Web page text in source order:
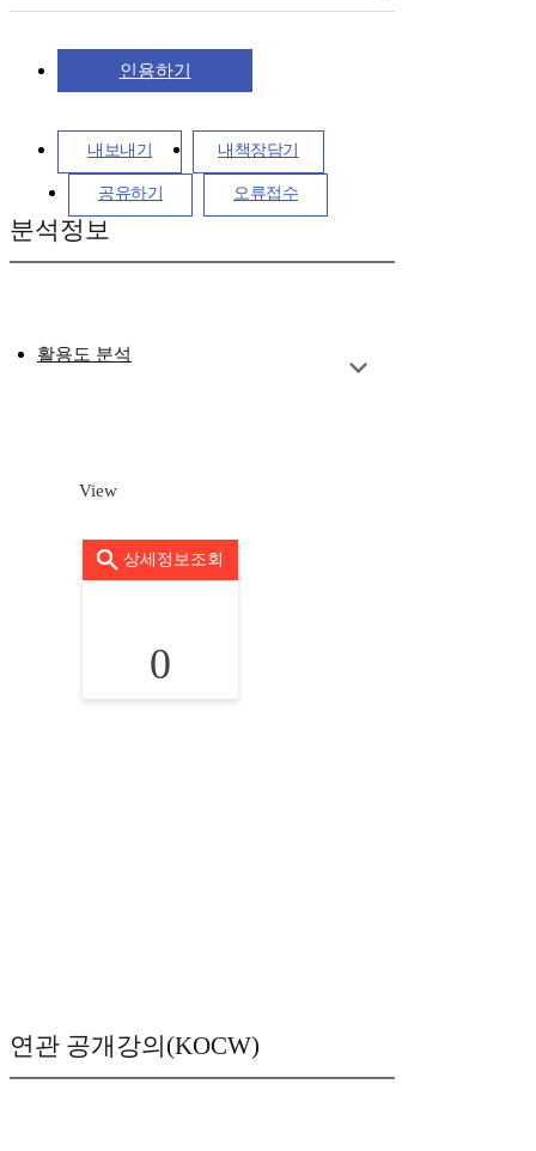
인용하기
내보내기 내책장담기
공유하기 오류접수
분석정보
활용도 분석
View
상세정보조회
0
연관 공개강의(KOCW)